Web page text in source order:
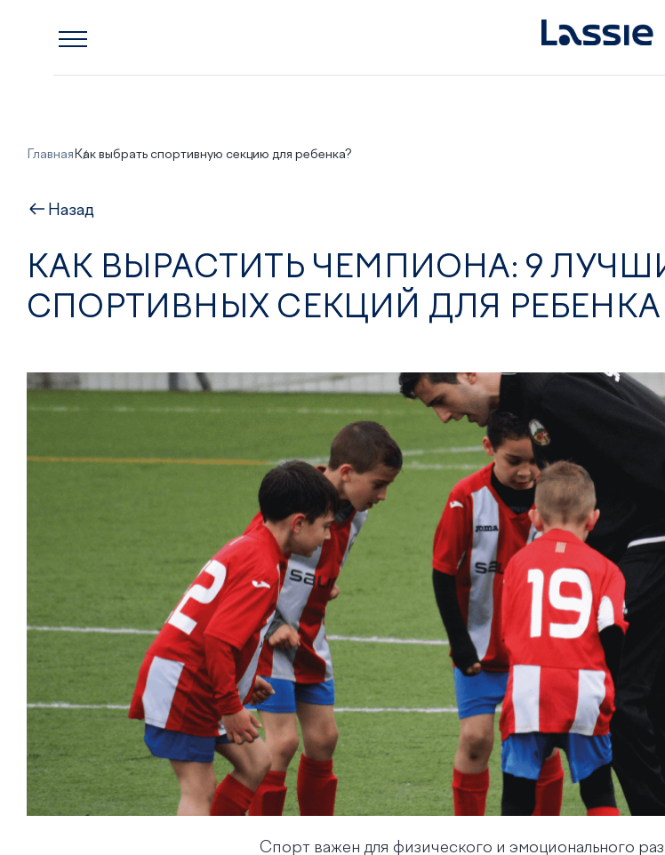
Главная Как выбрать спортивную секцию для ребенка?
Назад
КАК ВЫРАСТИТЬ ЧЕМПИОНА: 9
СПОРТИВНЫХ СЕКЦИЙ ДЛЯ РЕБЕНКА
Спорт важен для физического и эмоционального